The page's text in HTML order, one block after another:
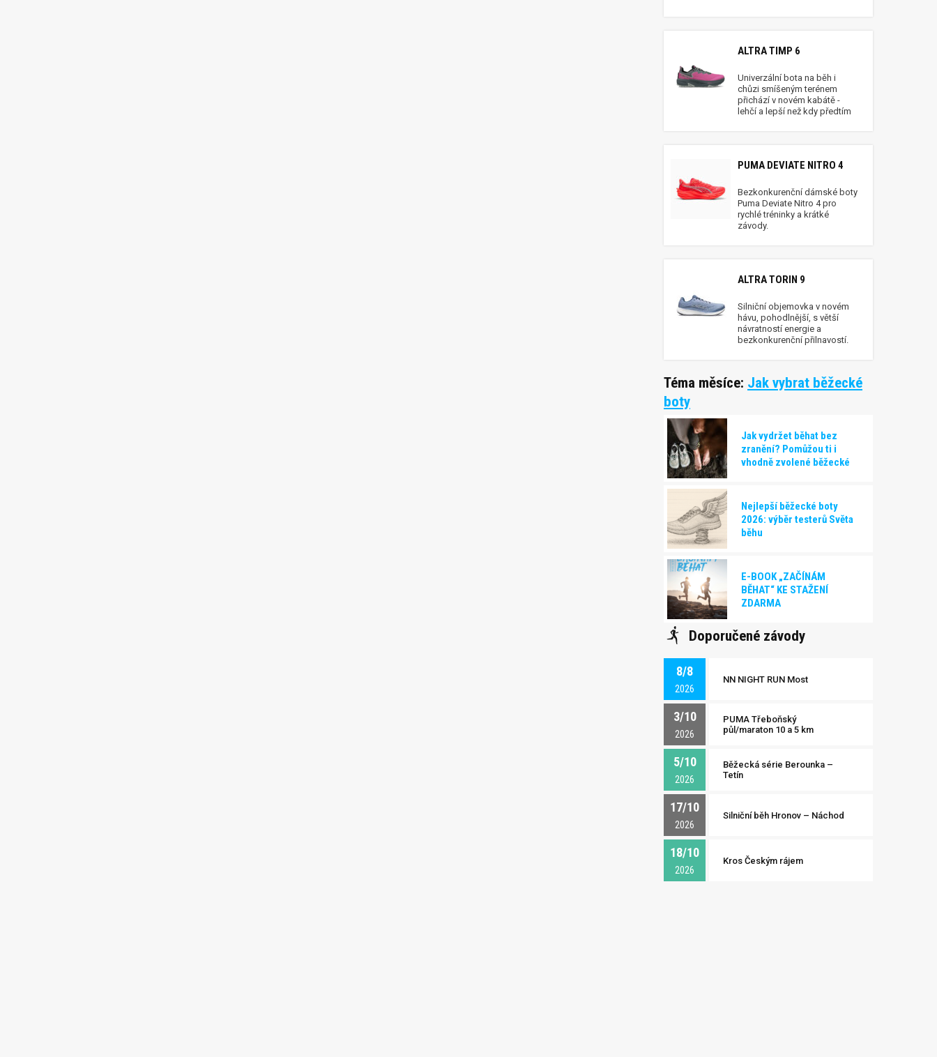
ALTRA TIMP 6
Univerzální bota na běh i
chůzi smíšeným terénem
přichází v novém kabátě -
lehčí a lepší než kdy předtím
PUMA DEVIATE NITRO 4
Bezkonkurenční dámské boty
Puma Deviate Nitro 4 pro
rychlé tréninky a krátké
závody.
ALTRA TORIN 9
Silniční objemovka v novém
hávu, pohodlnější, s větší
návratností energie a
bezkonkurenční přilnavostí.
Téma měsíce: Jak vybrat běžecké
boty
Jak vydržet běhat bez
zranění? Pomůžou ti i
vhodně zvolené běžecké
Nejlepší běžecké boty
2026: výběr testerů Světa
běhu
E-BOOK „ZAČÍNÁM
BĚHAT“ KE STAŽENÍ
ZDARMA
Doporučené závody
8/8
2026
NN NIGHT RUN Most
3/10
2026
PUMA Třeboňský
půl/maraton 10 a 5 km
5/10
2026
Běžecká série Berounka –
Tetín
17/10
2026
Silniční běh Hronov – Náchod
18/10
2026
Kros Českým rájem